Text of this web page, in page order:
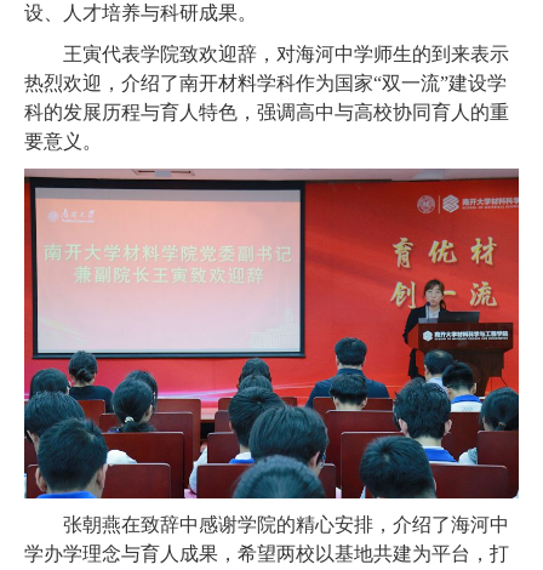
设、人才培养与科研成果。
王寅代表学院致欢迎辞，对海河中学师生的到来表示
热烈欢迎，介绍了南开材料学科作为国家“双一流”建设学
科的发展历程与育人特色，强调高中与高校协同育人的重
要意义。
张朝燕在致辞中感谢学院的精心安排，介绍了海河中
学办学理念与育人成果，希望两校以基地共建为平台，打